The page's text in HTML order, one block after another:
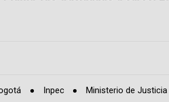
Inpec Ministerio de Justicia